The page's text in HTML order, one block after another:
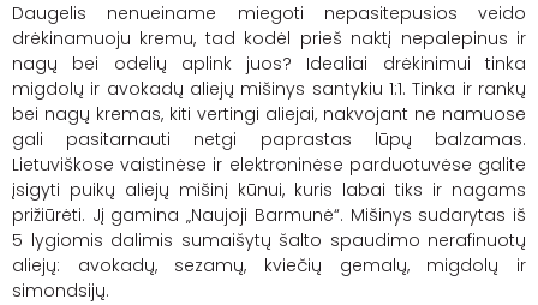
Daugelis nenueiname miegoti nepasitepusios veido
drėkinamuoju kremu, tad kodėl prieš naktį nepalepinus ir
nagų bei odelių aplink juos? Idealiai drėkinimui tinka
migdolų ir avokadų aliejų mišinys santykiu 1:1. Tinka ir rankų
bei nagų kremas, kiti vertingi aliejai, nakvojant ne namuose
gali pasitarnauti netgi paprastas lūpų balzamas.
Lietuviškose vaistinėse ir elektroninėse parduotuvėse galite
įsigyti puikų aliejų mišinį kūnui, kuris labai tiks ir nagams
prižiūrėti. Jį gamina „Naujoji Barmunė“. Mišinys sudarytas iš
5 lygiomis dalimis sumaišytų šalto spaudimo nerafinuotų
aliejų: avokadų, sezamų, kviečių gemalų, migdolų ir
simondsijų.